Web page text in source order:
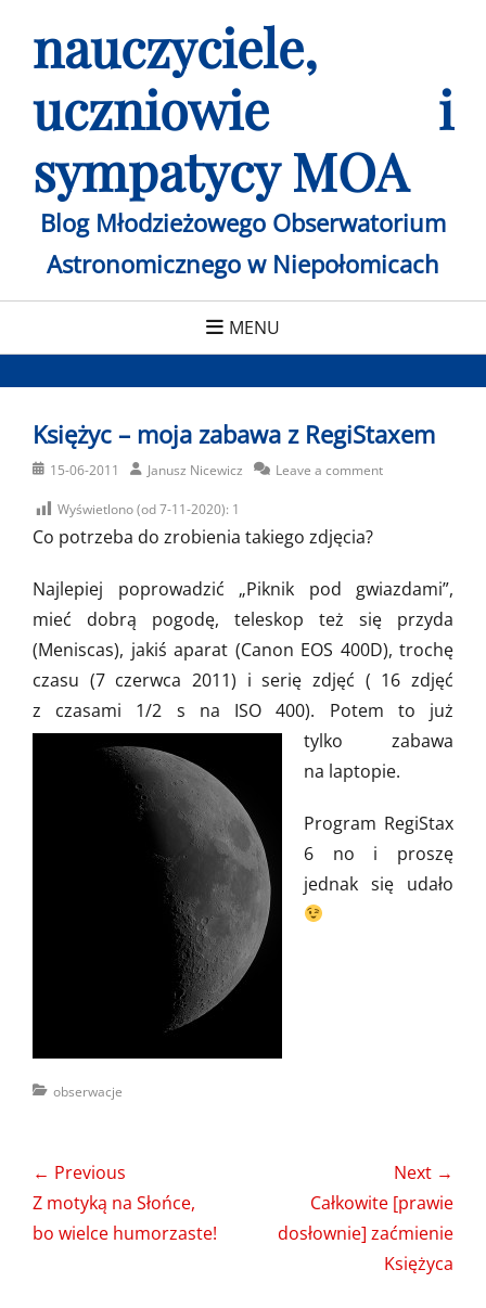
contentnauczyciele,
uczniowie i
sympatycy MOA
Blog Młodzieżowego Obserwatorium
Astronomicznego w Niepołomicach
MENU
Księżyc – moja zabawa z RegiStaxem
Posted15-06-2011 AuthorJanusz Nicewicz Leave a comment
Wyświetlono (od 7-11-2020): 1
Co potrzeba do zrobienia takiego zdjęcia?
Najlepiej poprowadzić „Piknik pod gwiazdami”,
mieć dobrą pogodę, teleskop też się przyda
(Meniscas), jakiś aparat (Canon EOS 400D), trochę
czasu (7 czerwca 2011) i serię zdjęć ( 16 zdjęć
z czasami 1/2 s na ISO 400). Potem to już
tylko zabawa
na laptopie.
Program RegiStax
6 no i proszę
jednak się udało
Categories
obserwacje
Nawigacja
wpisu
← Previous
Previous
post:
Z motyką na Słońce,
bo wielce humorzaste!
Next →
post:
Całkowite [prawie
dosłownie] zaćmienie
Księżyca